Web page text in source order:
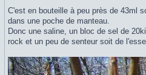
C'est en bouteille à peu près de 43ml
dans une poche de manteau.
Donc une saline, un bloc de sel de
rock et un peu de senteur soit de